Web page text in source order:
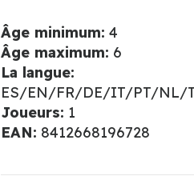
Âge minimum: 4
Âge maximum: 6
La langue:
ES/EN/FR/DE/IT/PT/
Joueurs: 1
EAN: 8412668196728